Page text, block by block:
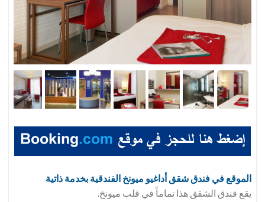
الموقع في فندق شقق أداغيو ميونخ الفندقية بخدمة ذاتية
يقع فندق الشقق هذا تماماً في قلب ميونخ.